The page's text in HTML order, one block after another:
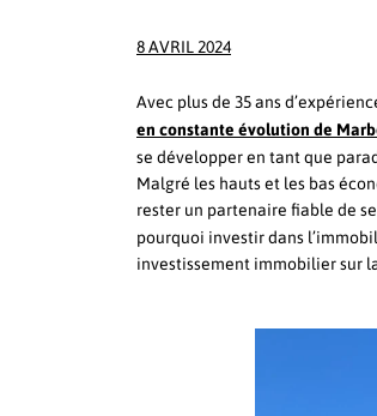
8 AVRIL 2024
Avec plus de 35 ans
en constante évolution de
se développer en tant que
Malgré les hauts et les bas
rester un partenaire fiable de
pourquoi investir dans
investissement immobilier sur